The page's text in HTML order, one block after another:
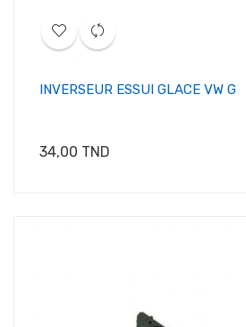
INVERSEUR ESSUI GLACE VW G
Prix
34,00 TND